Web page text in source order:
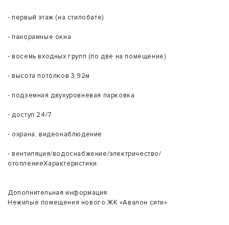
- первый этаж (на стилобате)
- панорамные окна
- восемь входных групп (по две на помещение)
- высота потолков 3,92м
- подземная двухуровневая парковка
- доступ 24/7
- охрана, видеонаблюдение
- вентиляция/водоснабжение/электричество/
отоплениеХарактеристики:
Дополнительная информация:
Нежилые помещения нового ЖК «Авалон сити»